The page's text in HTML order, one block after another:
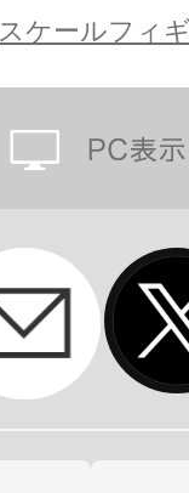
スケールフィ